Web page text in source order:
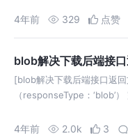
4年前 329 点赞
blob解决下载后端接
[blob解决下载后端接口返
（responseType：‘blob’
4年前 2.0k 3